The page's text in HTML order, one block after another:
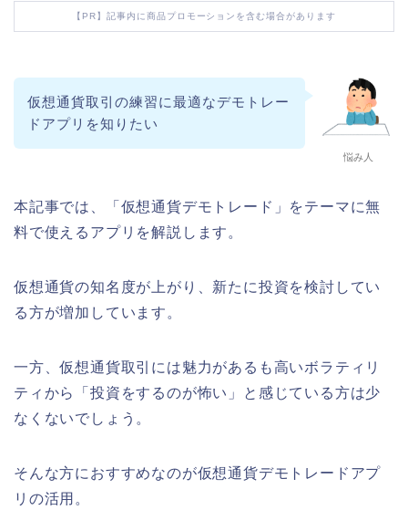
【PR】記事内に商品プロモーションを含む場合があります
悩み人
仮想通貨取引の練習に最適なデモトレー
ドアプリを知りたい
本記事では、「仮想通貨デモトレード」をテーマに無
料で使えるアプリを解説します。
仮想通貨の知名度が上がり、新たに投資を検討してい
る方が増加しています。
一方、仮想通貨取引には魅力があるも高いボラティリ
ティから「投資をするのが怖い」と感じている方は少
なくないでしょう。
そんな方におすすめなのが仮想通貨デモトレードアプ
リの活用。